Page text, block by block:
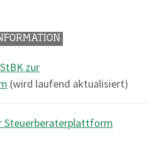
zur
(wird laufend aktualisiert)
Steuerberaterplattform